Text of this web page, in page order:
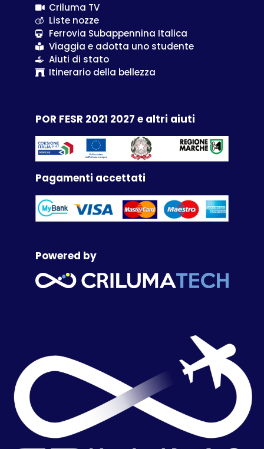
Criluma TV
Liste nozze
Ferrovia Subappennina Italica
Viaggia e adotta uno studente
Aiuti di stato
Itinerario della bellezza
POR FESR 2021 2027 e altri aiuti
Pagamenti accettati
Powered by